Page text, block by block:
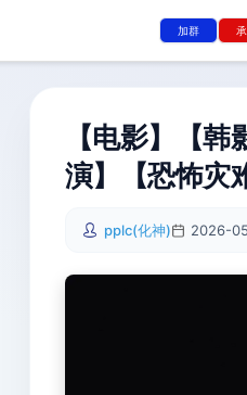
加群
【电影】【
演】【恐怖灾
pplc(化神) 2026-